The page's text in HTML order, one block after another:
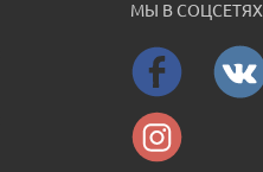
МЫ В СОЦСЕТЯХ